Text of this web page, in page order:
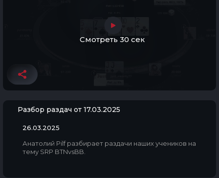
Смотреть 30 сек
Разбор раздач от 17.03.2025
26.03.2025
Анатолий Pilf разбирает раздачи наших учеников на
тему SRP BTNvsBB.